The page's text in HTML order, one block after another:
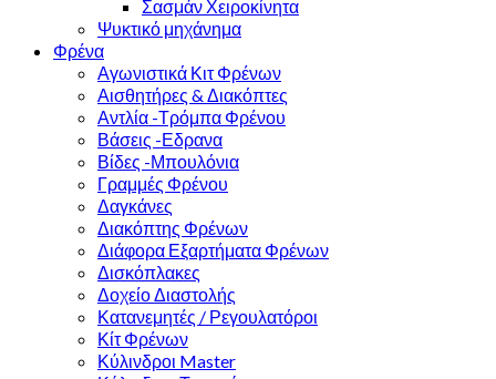
Σασμάν Χειροκίνητα
Ψυκτικό μηχάνημα
Φρένα
Αγωνιστικά Κιτ Φρένων
Αισθητήρες & Διακόπτες
Αντλία -Τρόμπα Φρένου
Βάσεις -Εδρανα
Βίδες -Μπουλόνια
Γραμμές Φρένου
Δαγκάνες
Διακόπτης Φρένων
Διάφορα Εξαρτήματα Φρένων
Δισκόπλακες
Δοχείο Διαστολής
Κατανεμητές / Ρεγουλατόροι
Κίτ Φρένων
Κύλινδροι Master